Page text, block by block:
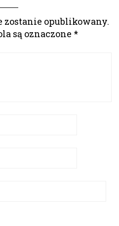
zostanie opublikowany.
są oznaczone *